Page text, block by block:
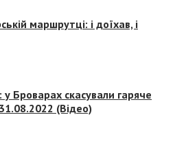
маршрутці: і доїхав, і
Броварах скасували гаряче
(Відео)